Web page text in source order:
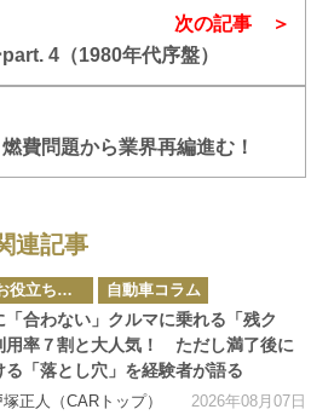
費問題から業界再編進む！
次の記事
4（1980年代序盤）
連記事
自動車お役立ち情報 自動車コラム
「合わない」クルマに乗れる「残ク
用率７割と大人気！ ただし満了後に
る「落とし穴」を経験者が語る
正人（CARトップ） 2026年08月07日